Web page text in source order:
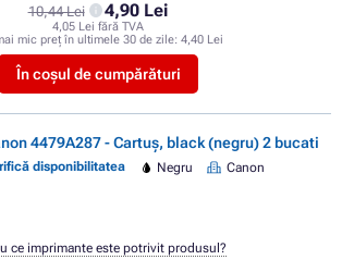
10,44 Lei 4,90 Lei
4,05 Lei fără TVA
mic preț în ultimele 30 de zile: 4,40 Lei
În coșul de cumpărături
4479A287 - Cartuș, black (negru) 2 bucati
disponibilitatea Negru Canon
ce imprimante este potrivit produsul?